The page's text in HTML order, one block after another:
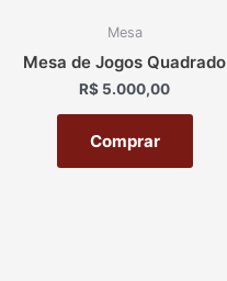
Mesa
Mesa de Jogos Quadrado
R$ 5.000,00
Comprar